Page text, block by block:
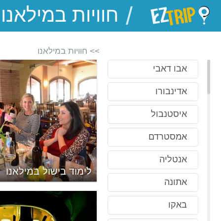
EZTrip
/
אבו דאבי
אדינבורו
איסטנבול
אמסטרדם
אנטליה
אתונה
באקו
>> חוויות במילאנו
לימוד בישול במילאנו